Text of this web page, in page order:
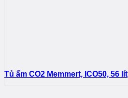
Tủ ấm CO2 Memmert, ICO50, 56 lít